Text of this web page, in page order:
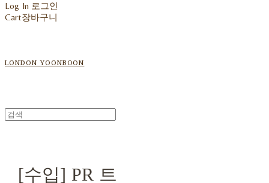
Log In 로그인
Cart장바구니
LONDON YOONBOON
[수입] PR 트